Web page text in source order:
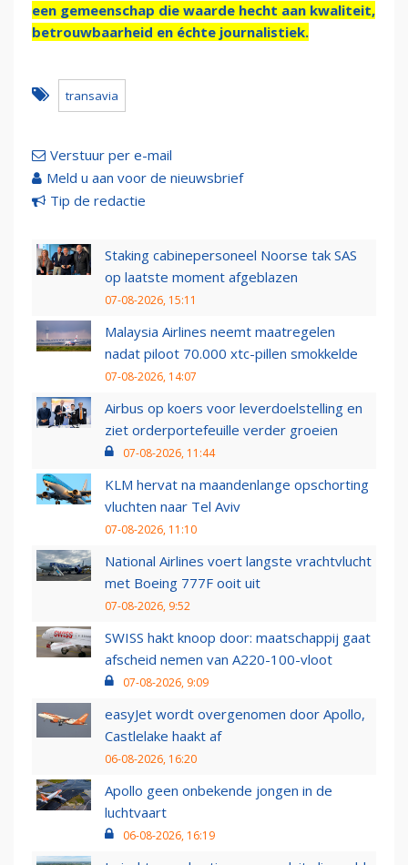
een gemeenschap die waarde hecht aan kwaliteit,
betrouwbaarheid en échte journalistiek.
transavia
Verstuur per e-mail
Meld u aan voor de nieuwsbrief
Tip de redactie
Staking cabinepersoneel Noorse tak SAS
op laatste moment afgeblazen
07-08-2026, 15:11
Malaysia Airlines neemt maatregelen
nadat piloot 70.000 xtc-pillen smokkelde
07-08-2026, 14:07
Airbus op koers voor leverdoelstelling en
ziet orderportefeuille verder groeien
07-08-2026, 11:44
KLM hervat na maandenlange opschorting
vluchten naar Tel Aviv
07-08-2026, 11:10
National Airlines voert langste vrachtvlucht
met Boeing 777F ooit uit
07-08-2026, 9:52
SWISS hakt knoop door: maatschappij gaat
afscheid nemen van A220-100-vloot
07-08-2026, 9:09
easyJet wordt overgenomen door Apollo,
Castlelake haakt af
06-08-2026, 16:20
Apollo geen onbekende jongen in de
luchtvaart
06-08-2026, 16:19